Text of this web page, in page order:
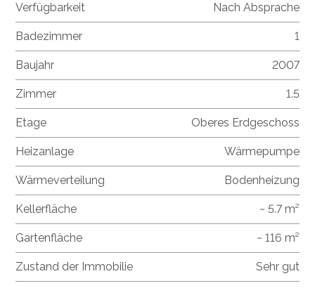
Verfügbarkeit Nach Absprache
Badezimmer 1
Baujahr 2007
Zimmer 1.5
Etage Oberes Erdgeschoss
Heizanlage Wärmepumpe
Wärmeverteilung Bodenheizung
Kellerfläche ~ 5.7 m²
Gartenfläche ~ 116 m²
Zustand der Immobilie Sehr gut